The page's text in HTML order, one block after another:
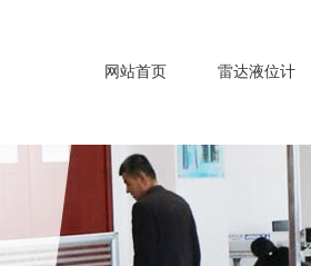
网站首页 雷达液位计